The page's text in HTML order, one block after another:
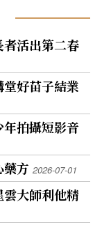
活出第二春
好苗子結業
拍攝短影音
藥方2026-07-01
大師利他精